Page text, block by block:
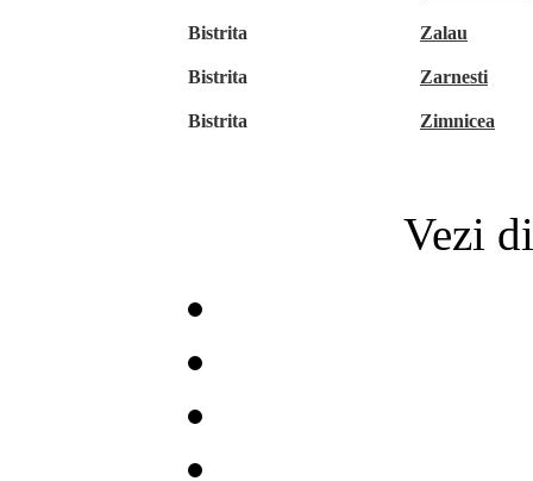
Bistrita Zalau
Bistrita Zarnesti
Bistrita Zimnicea
Vezi